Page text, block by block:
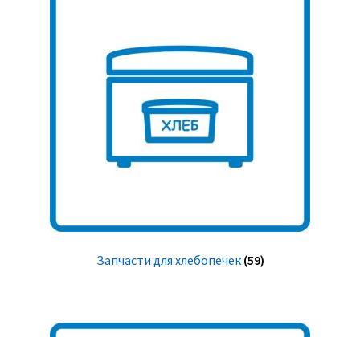
Запчасти для хлебопечек (59)